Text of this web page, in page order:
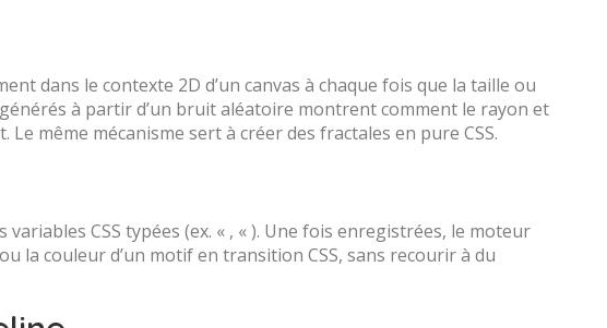
dans le contexte 2D d’un canvas à chaque fois que la taille ou
à partir d’un bruit aléatoire montrent comment le rayon et
même mécanisme sert à créer des fractales en pure CSS.
CSS typées (ex. « , « ). Une fois enregistrées, le moteur
la couleur d’un motif en transition CSS, sans recourir à du